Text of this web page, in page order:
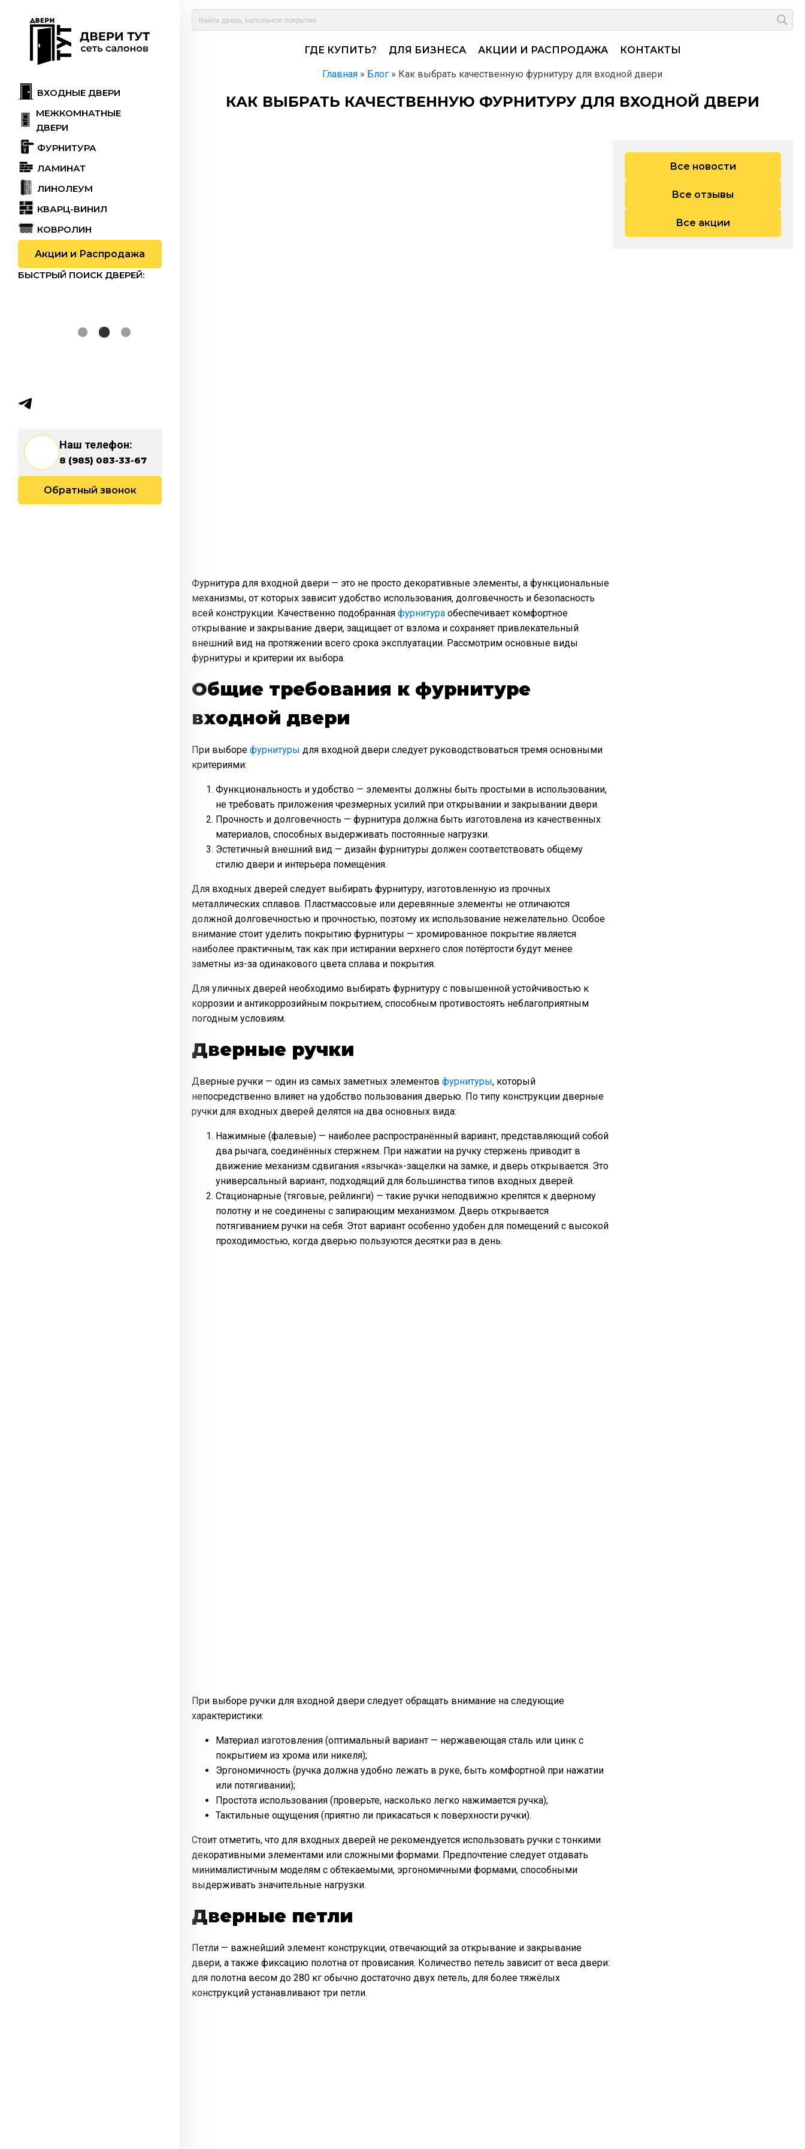
ВХОДНЫЕ ДВЕРИ
МЕЖКОМНАТНЫЕ
ДВЕРИ
ФУРНИТУРА
ЛАМИНАТ
ЛИНОЛЕУМ
КВАРЦ-ВИНИЛ
КОВРОЛИН
Акции и Распродажа
БЫСТРЫЙ ПОИСК ДВЕРЕЙ:
Наш телефон:
8 (985) 083-33-67
Обратный звонок
ГДЕ КУПИТЬ? ДЛЯ БИЗНЕСА АКЦИИ И РАСПРОДАЖА КОНТАКТЫ
Главная » Блог » Как выбрать качественную фурнитуру для входной двери
КАК ВЫБРАТЬ КАЧЕСТВЕННУЮ ФУРНИТУРУ ДЛЯ ВХОДНОЙ ДВЕРИ
Фурнитура для входной двери — это не просто декоративные элементы, а функциональные
механизмы, от которых зависит удобство использования, долговечность и безопасность
всей конструкции. Качественно подобранная фурнитура обеспечивает комфортное
открывание и закрывание двери, защищает от взлома и сохраняет привлекательный
внешний вид на протяжении всего срока эксплуатации. Рассмотрим основные виды
фурнитуры и критерии их выбора.
Общие требования к фурнитуре
входной двери
При выборе фурнитуры для входной двери следует руководствоваться тремя основными
критериями:
Функциональность и удобство — элементы должны быть простыми в использовании,
не требовать приложения чрезмерных усилий при открывании и закрывании двери.
Прочность и долговечность — фурнитура должна быть изготовлена из качественных
материалов, способных выдерживать постоянные нагрузки.
Эстетичный внешний вид — дизайн фурнитуры должен соответствовать общему
стилю двери и интерьера помещения.
Для входных дверей следует выбирать фурнитуру, изготовленную из прочных
металлических сплавов. Пластмассовые или деревянные элементы не отличаются
должной долговечностью и прочностью, поэтому их использование нежелательно. Особое
внимание стоит уделить покрытию фурнитуры — хромированное покрытие является
наиболее практичным, так как при истирании верхнего слоя потёртости будут менее
заметны из-за одинакового цвета сплава и покрытия.
Для уличных дверей необходимо выбирать фурнитуру с повышенной устойчивостью к
коррозии и антикоррозийным покрытием, способным противостоять неблагоприятным
погодным условиям.
Дверные ручки
Дверные ручки — один из самых заметных элементов фурнитуры, который
непосредственно влияет на удобство пользования дверью. По типу конструкции дверные
ручки для входных дверей делятся на два основных вида:
Нажимные (фалевые) — наиболее распространённый вариант, представляющий собой
два рычага, соединённых стержнем. При нажатии на ручку стержень приводит в
движение механизм сдвигания «язычка»-защелки на замке, и дверь открывается. Это
универсальный вариант, подходящий для большинства типов входных дверей.
Стационарные (тяговые, рейлинги) — такие ручки неподвижно крепятся к дверному
полотну и не соединены с запирающим механизмом. Дверь открывается
потягиванием ручки на себя. Этот вариант особенно удобен для помещений с высокой
проходимостью, когда дверью пользуются десятки раз в день.
При выборе ручки для входной двери следует обращать внимание на следующие
характеристики:
Материал изготовления (оптимальный вариант — нержавеющая сталь или цинк с
покрытием из хрома или никеля);
Эргономичность (ручка должна удобно лежать в руке, быть комфортной при нажатии
или потягивании);
Простота использования (проверьте, насколько легко нажимается ручка);
Тактильные ощущения (приятно ли прикасаться к поверхности ручки).
Стоит отметить, что для входных дверей не рекомендуется использовать ручки с тонкими
декоративными элементами или сложными формами. Предпочтение следует отдавать
минималистичным моделям с обтекаемыми, эргономичными формами, способными
выдерживать значительные нагрузки.
Дверные петли
Петли — важнейший элемент конструкции, отвечающий за открывание и закрывание
двери, а также фиксацию полотна от провисания. Количество петель зависит от веса двери:
для полотна весом до 280 кг обычно достаточно двух петель, для более тяжёлых
конструкций устанавливают три петли.
Все новости
Все отзывы
Все акции